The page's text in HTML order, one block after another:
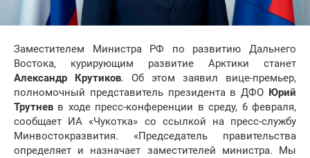
Заместителем Министра РФ по развитию Дальнего
Востока, курирующим развитие Арктики станет
Александр Крутиков. Об этом заявил вице-премьер,
полномочный представитель президента в ДФО Юрий
Трутнев в ходе пресс-конференции в среду, 6 февраля,
сообщает ИА «Чукотка» со ссылкой на пресс-службу
Минвостокразвития. «Председатель правительства
определяет и назначает заместителей министра. Мы